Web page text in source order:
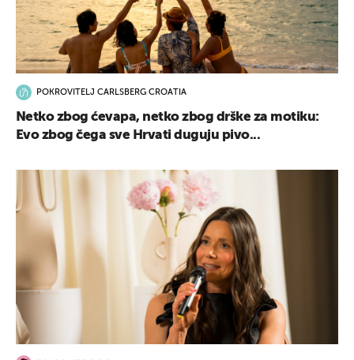
POKROVITELJ CARLSBERG CROATIA
Netko zbog ćevapa, netko zbog drške za motiku:
Evo zbog čega sve Hrvati duguju pivo...
UKLJUČITE NOTIFIKACIJE